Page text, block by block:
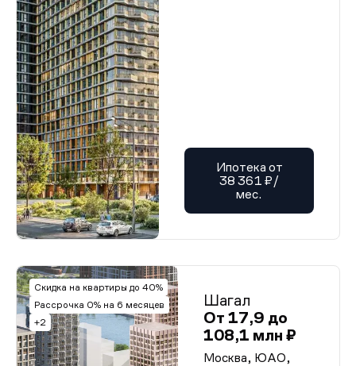
Ипотека от
38 361 ₽/
мес.
Скидка на квартиры до 40%
Рассрочка 0% на 6 месяцев
+2
Шагал
От 17,9 до
108,1 млн ₽
Москва, ЮАО,